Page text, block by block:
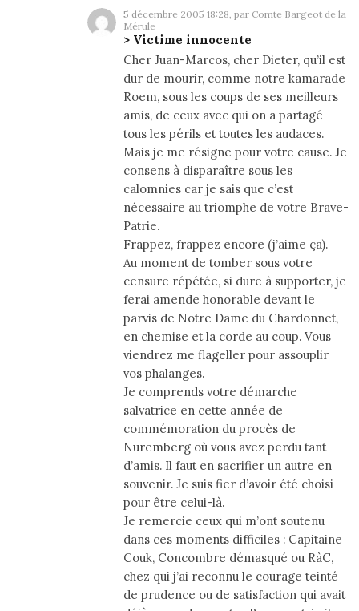
5 décembre 2005 18:28, par Comte Bargeot de la
Mérule
> Victime innocente
Cher Juan-Marcos, cher Dieter, qu’il est
dur de mourir, comme notre kamarade
Roem, sous les coups de ses meilleurs
amis, de ceux avec qui on a partagé
tous les périls et toutes les audaces.
Mais je me résigne pour votre cause. Je
consens à disparaître sous les
calomnies car je sais que c’est
nécessaire au triomphe de votre Brave-
Patrie.
Frappez, frappez encore (j’aime ça).
Au moment de tomber sous votre
censure répétée, si dure à supporter, je
ferai amende honorable devant le
parvis de Notre Dame du Chardonnet,
en chemise et la corde au coup. Vous
viendrez me flageller pour assouplir
vos phalanges.
Je comprends votre démarche
salvatrice en cette année de
commémoration du procès de
Nuremberg où vous avez perdu tant
d’amis. Il faut en sacrifier un autre en
souvenir. Je suis fier d’avoir été choisi
pour être celui-là.
Je remercie ceux qui m’ont soutenu
dans ces moments difficiles : Capitaine
Couk, Concombre démasqué ou RàC,
chez qui j’ai reconnu le courage teinté
de prudence ou de satisfaction qui avait